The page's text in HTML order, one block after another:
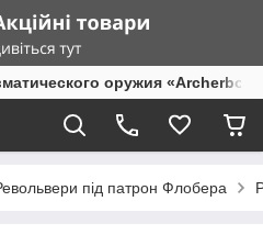
оружия
під патрон Флобера